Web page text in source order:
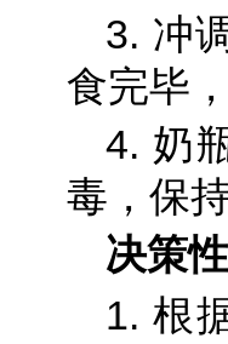
3. 冲
食完毕
4. 奶
毒，保
决策
1. 根